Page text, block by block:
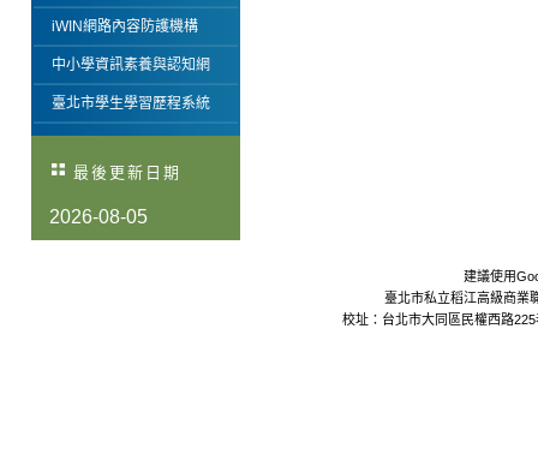
iWIN網路內容防護機構
中小學資訊素養與認知網
臺北市學生學習歷程系統
最後更新日期
2026-08-05
建議使用
臺北市私立稻江高級商業
校址：台北市大同區民權西路